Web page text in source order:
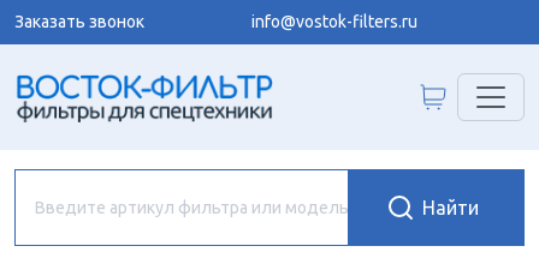
Заказать звонок info@vostok-filters.ru